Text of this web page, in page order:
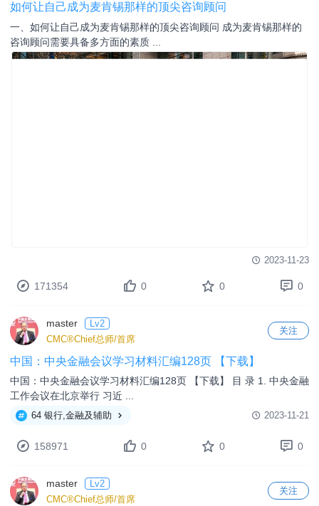
如何让自己成为麦肯锡那样的顶尖咨询顾问
一、如何让自己成为麦肯锡那样的顶尖咨询顾问 成为麦肯锡那样的
咨询顾问需要具备多方面的素质 ...
2023-11-23
171354 0 0 0
master
Lv2
CMC®Chief总师/首席
关注
中国：中央金融会议学习材料汇编128页 【下载】
中国：中央金融会议学习材料汇编128页 【下载】 目 录 1. 中央金融
工作会议在北京举行 习近 ...
64 银行,金融及辅助 2023-11-21
158971 0 0 0
master
Lv2
CMC®Chief总师/首席
关注